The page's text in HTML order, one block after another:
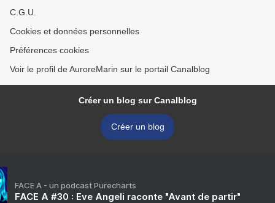
C.G.U.
Cookies et données personnelles
Préférences cookies
Voir le profil de AuroreMarin sur le portail Canalblog
Créer un blog sur Canalblog
Créer un blog
FACE A - un podcast Purecharts
FACE A #30 : Eve Angeli raconte "Avant de partir"